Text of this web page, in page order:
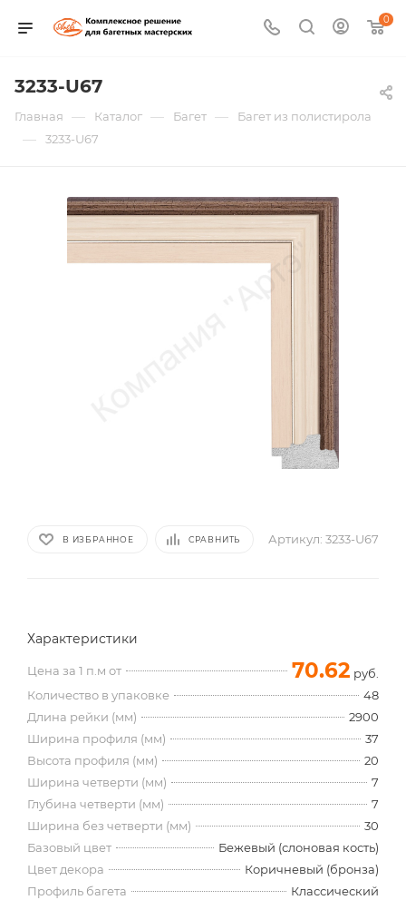
0
3233-U67
Главная — Каталог — Багет — Багет из полистирола
— 3233-U67
В ИЗБРАННОЕ СРАВНИТЬ Артикул: 3233-U67
Характеристики
Цена за 1 п.м от 70.62 руб.
Количество в упаковке
48
Длина рейки (мм)
2900
Ширина профиля (мм)
37
Высота профиля (мм)
20
Ширина четверти (мм)
7
Глубина четверти (мм)
7
Ширина без четверти (мм)
30
Базовый цвет
Бежевый (слоновая кость)
Цвет декора
Коричневый (бронза)
Профиль багета
Классический